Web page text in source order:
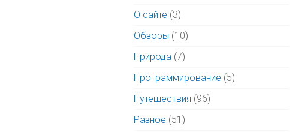
О сайте (3)
Обзоры (10)
Природа (7)
Программирование (5)
Путешествия (96)
Разное (51)